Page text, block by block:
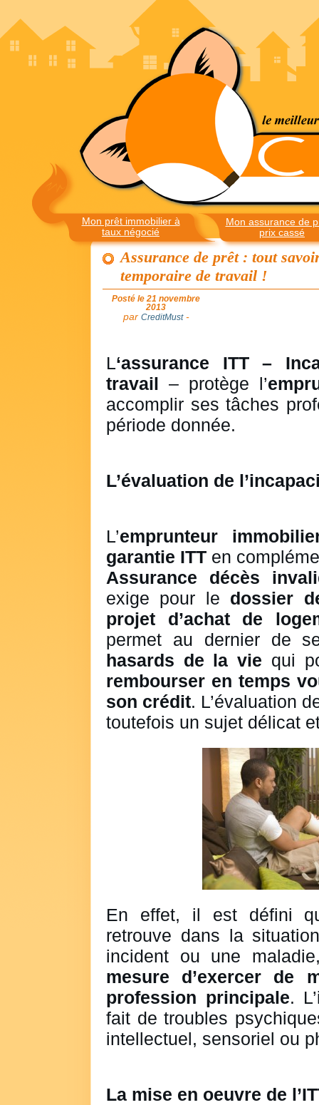
Mon prêt immobilier à
taux négocié
Mon assurance de
prix cassé
Assurance de prêt : tout
temporaire de travail !
Posté le 21 novembre
2013
par CreditMust-
L‘assurance ITT –
travail – protège l’
accomplir ses tâches
période donnée.
L’évaluation de
L’emprunteur
garantie ITT en
Assurance décès
exige pour le dossier
projet d’achat de
permet au dernier de
hasards de la vie qui
rembourser en temps
son crédit. L’évaluation
toutefois un sujet délicat
En effet, il est défini
retrouve dans la
incident ou une
mesure d’exercer de
profession principale.
fait de troubles
intellectuel, sensoriel ou
La mise en oeuvre de